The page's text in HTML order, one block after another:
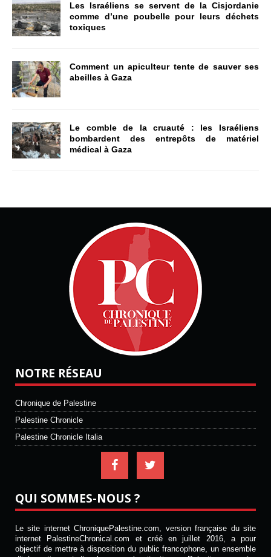
Les Israéliens se servent de la Cisjordanie
comme d’une poubelle pour leurs déchets
toxiques
Comment un apiculteur tente de sauver ses
abeilles à Gaza
Le comble de la cruauté : les Israéliens
bombardent des entrepôts de matériel
médical à Gaza
NOTRE RÉSEAU
Chronique de Palestine
Palestine Chronicle
Palestine Chronicle Italia
QUI SOMMES-NOUS ?
Le site internet ChroniquePalestine.com, version française du site
internet PalestineChronical.com et créé en juillet 2016, a pour
objectif de mettre à disposition du public francophone, un ensemble